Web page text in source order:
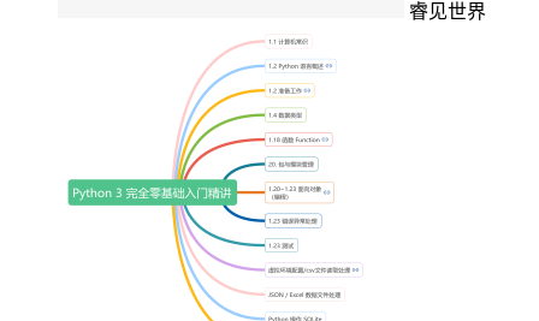
睿见世界